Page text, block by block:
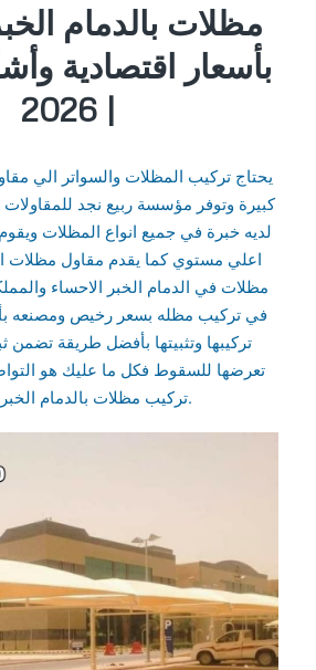
مظلات بالدمام
بأسعار اقتصادية
| 2026
يحتاج تركيب المظلات والسواتر الي
كبيرة وتوفر مؤسسة ربيع نجد
لديه خبرة في جميع انواع المظلات
اعلي مستوي كما يقدم مقاول مظلات
مظلات في الدمام الخبر الاحساء
في تركيب مظله بسعر رخيص ومصنعه
تركيبها وتثبيتها بأفضل طريقة تضمن
تعرضها للسقوط فكل ما عليك هو
تركيب مظلات بالدمام الخبر الاحساء.